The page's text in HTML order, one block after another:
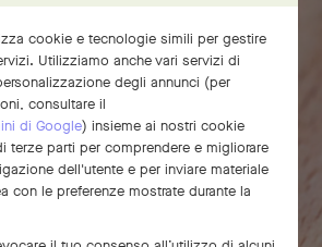
cookie e tecnologie simili per gestire
Utilizziamo anche vari servizi di
degli annunci (per
consultare il
di Google) insieme ai nostri cookie
terze parti per comprendere e migliorare
dell'utente e per inviare materiale
con le preferenze mostrate durante la